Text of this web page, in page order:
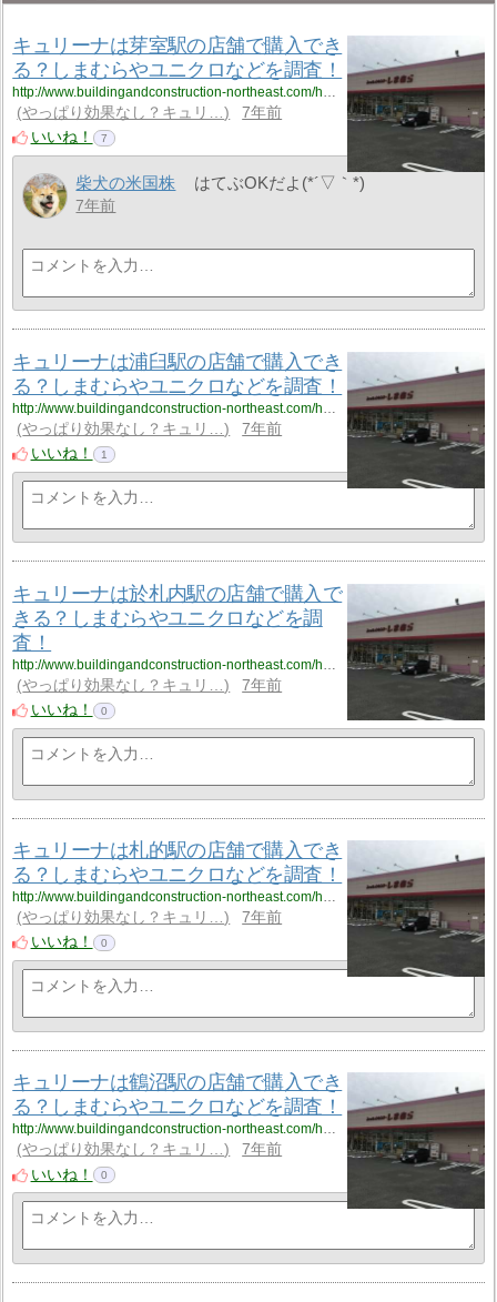
キュリーナは芽室駅の店舗で購入でき
る？しまむらやユニクロなどを調査！
http://www.buildingandconstruction-northeast.com/hokkaido/hokkaido_8/hokkaido_8_cyuliee2/
やっぱり効果なし？キュリ…
7年前
いいね！
7
柴犬の米国株 はてぶOKだよ(*´▽｀*)
7年前
キュリーナは浦臼駅の店舗で購入でき
る？しまむらやユニクロなどを調査！
http://www.buildingandconstruction-northeast.com/hokkaido/hokkaido_9/hokkaido_9_cyuliee1/
やっぱり効果なし？キュリ…
7年前
いいね！
1
キュリーナは於札内駅の店舗で購入で
きる？しまむらやユニクロなどを調
査！
http://www.buildingandconstruction-northeast.com/hokkaido/hokkaido_9/hokkaido_9_cyuliee2/
やっぱり効果なし？キュリ…
7年前
いいね！
0
キュリーナは札的駅の店舗で購入でき
る？しまむらやユニクロなどを調査！
http://www.buildingandconstruction-northeast.com/hokkaido/hokkaido_9/hokkaido_9_cyuliee3/
やっぱり効果なし？キュリ…
7年前
いいね！
0
キュリーナは鶴沼駅の店舗で購入でき
る？しまむらやユニクロなどを調査！
http://www.buildingandconstruction-northeast.com/hokkaido/hokkaido_9/hokkaido_9_cyuliee4/
やっぱり効果なし？キュリ…
7年前
いいね！
0